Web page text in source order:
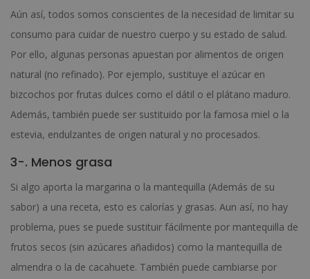
Aún así, todos somos conscientes de la necesidad de limitar su
consumo para cuidar de nuestro cuerpo y su estado de salud.
Por ello, algunas personas apuestan por alimentos de origen
natural (no refinado). Por ejemplo, sustituye el azúcar en
bizcochos por frutas dulces como el dátil o el plátano maduro.
Además, también puede ser sustituido por la famosa miel o la
estevia, endulzantes de origen natural y no procesados.
3-. Menos grasa
Si algo aporta la margarina o la mantequilla (Además de su
sabor) a una receta, esto es calorías y grasas. Aun así, no hay
problema, pues se puede sustituir fácilmente por mantequilla de
frutos secos (sin azúcares añadidos) como la mantequilla de
almendra o la de cacahuete. También puede cambiarse por